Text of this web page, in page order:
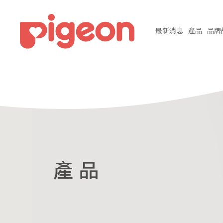
最新消息 產品 品牌
產 品